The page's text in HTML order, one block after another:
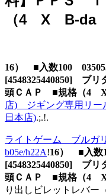
（4 X B-da
16） ■入数100
[4548325440850] ブ
頭ＣＡＰ ■規格（4
店) ジギング専用リー
日本店).;.!.
ライトゲーム ブルガ
b05e/h22A!16） ■入数
[4548325440850] ブ
頭ＣＡＰ ■規格（4
り出しビレットレバ